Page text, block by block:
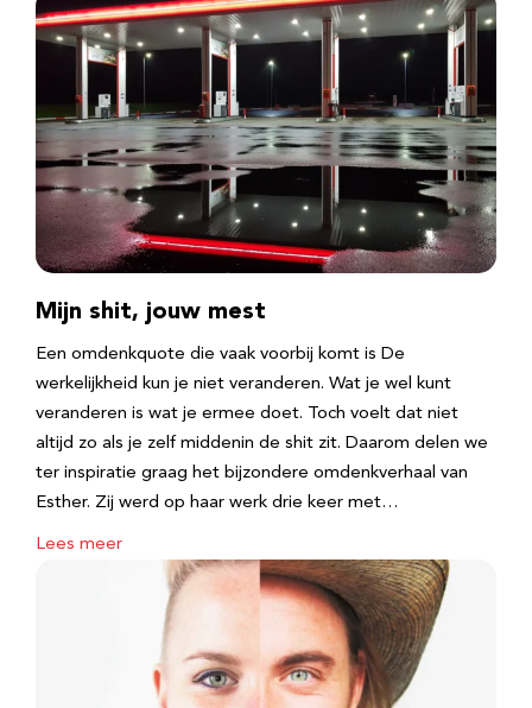
Mijn shit, jouw mest
Een omdenkquote die vaak voorbij komt is De
werkelijkheid kun je niet veranderen. Wat je wel kunt
veranderen is wat je ermee doet. Toch voelt dat niet
altijd zo als je zelf middenin de shit zit. Daarom delen we
ter inspiratie graag het bijzondere omdenkverhaal van
Esther. Zij werd op haar werk drie keer met…
Lees meer